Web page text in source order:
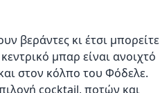
βεράντες κι έτσι μπορείτε
μπαρ είναι ανοιχτό
στον κόλπο του Φόδελε.
cocktail, ποτών και